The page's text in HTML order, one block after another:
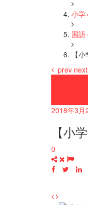
小学
国語
【
prev next
2018年3月
【小
0